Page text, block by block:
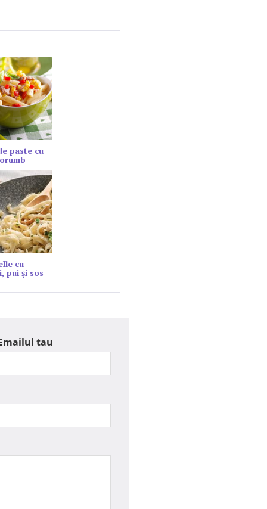
paste cu
cu
pui și sos
tau